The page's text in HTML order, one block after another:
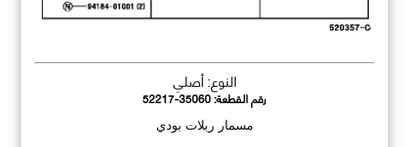
النوع: أصلي
رقم القطعة:52217-35060
مسمار ربلات بودي